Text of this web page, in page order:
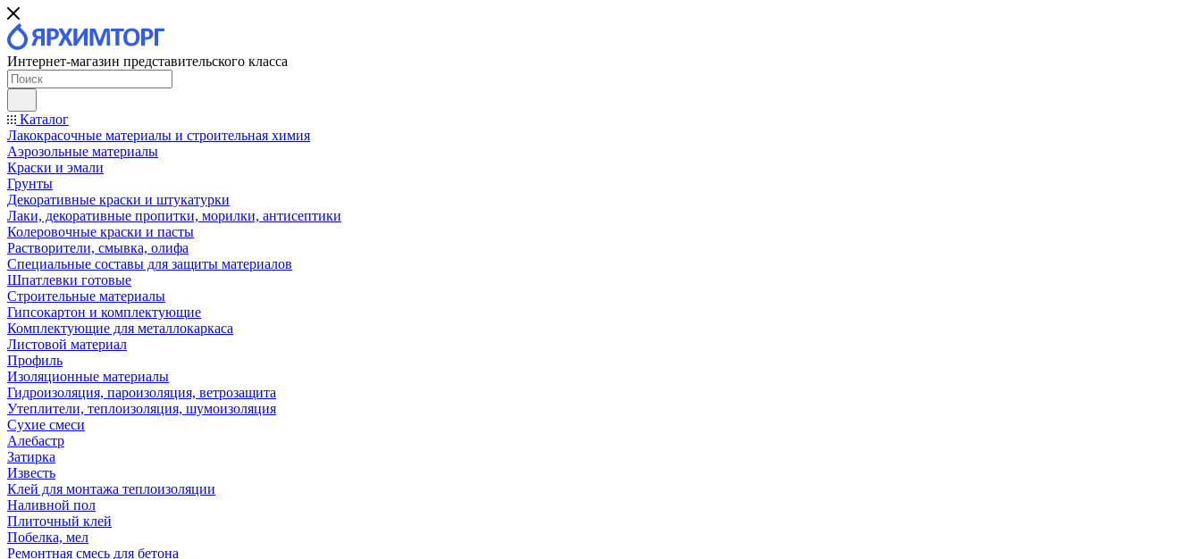
Интернет-магазин представительского класса
Каталог
Лакокрасочные материалы и строительная химия
Аэрозольные материалы
Краски и эмали
Грунты
Декоративные краски и штукатурки
Лаки, декоративные пропитки, морилки, антисептики
Колеровочные краски и пасты
Растворители, смывка, олифа
Специальные составы для защиты материалов
Шпатлевки готовые
Строительные материалы
Гипсокартон и комплектующие
Комплектующие для металлокаркаса
Листовой материал
Профиль
Изоляционные материалы
Гидроизоляция, пароизоляция, ветрозащита
Утеплители, теплоизоляция, шумоизоляция
Сухие смеси
Алебастр
Затирка
Известь
Клей для монтажа теплоизоляции
Наливной пол
Плиточный клей
Побелка, мел
Ремонтная смесь для бетона